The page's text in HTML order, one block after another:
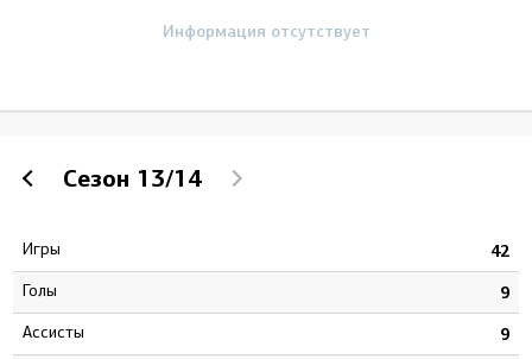
Информация отсутствует
Сезон 13/14
Игры 42
Голы 9
Ассисты 9